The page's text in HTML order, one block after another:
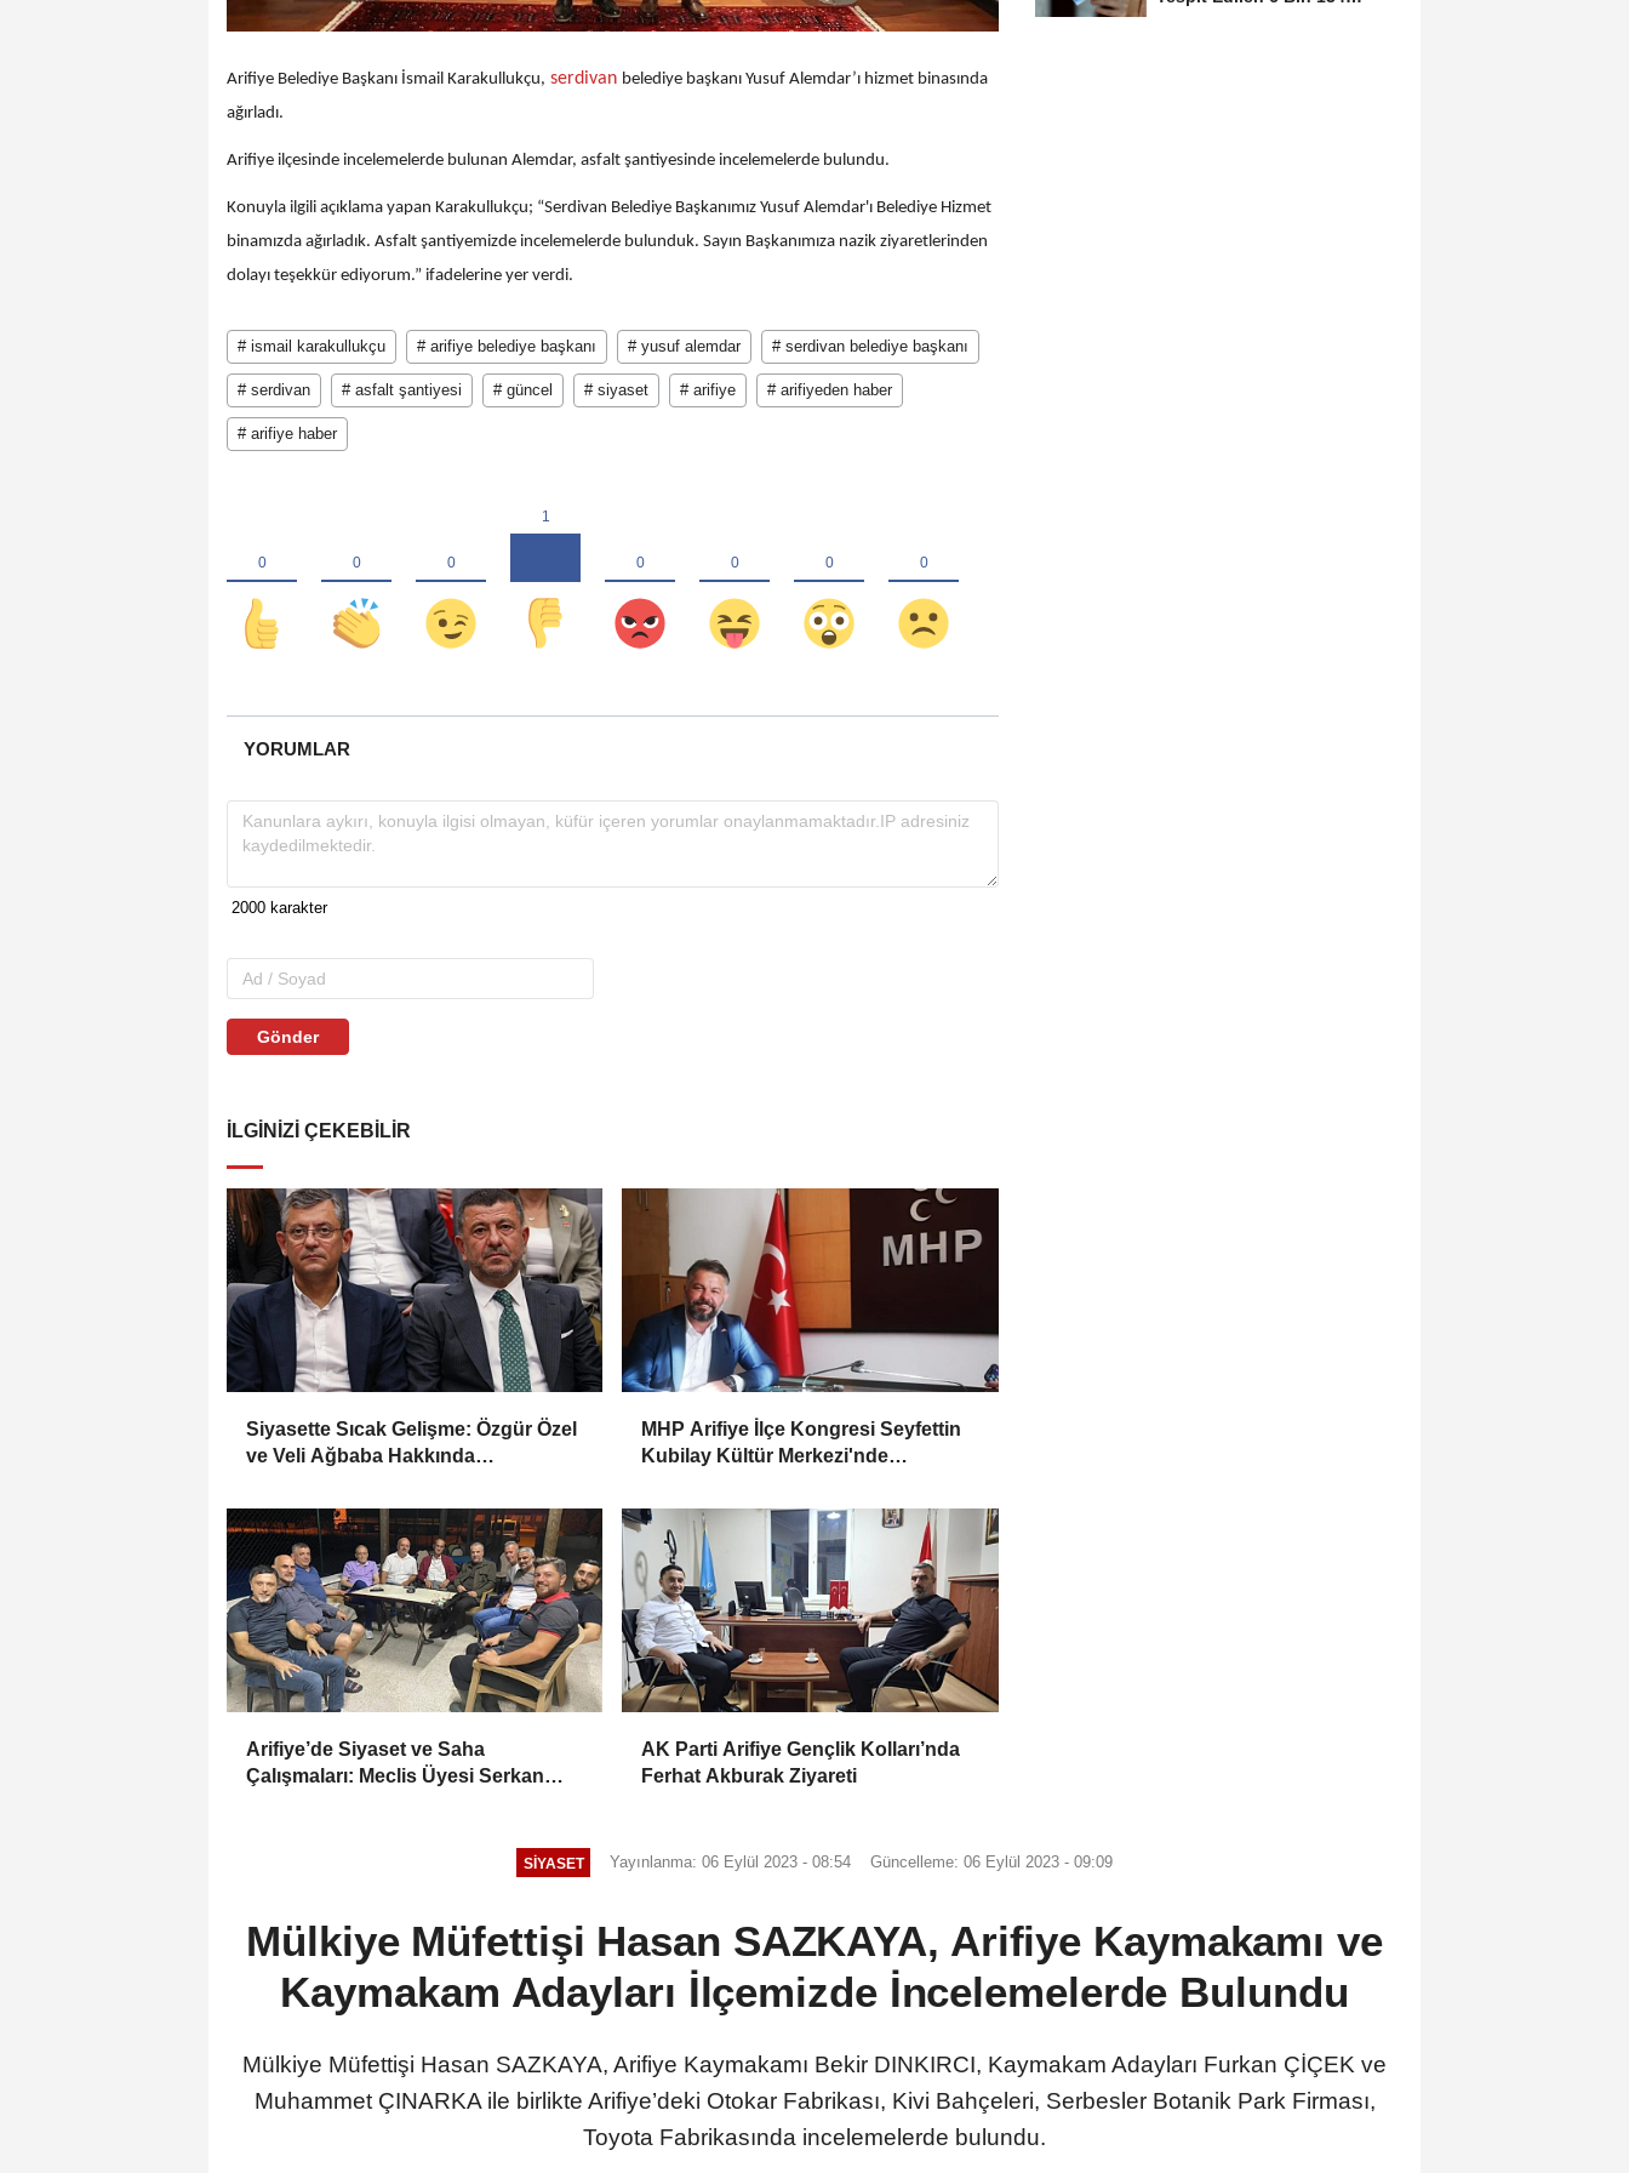
Arifiye Belediye Başkanı İsmail Karakullukçu, serdivan belediye başkanı Yusuf Alemdar’ı hizmet binasında
ağırladı.
Arifiye ilçesinde incelemelerde bulunan Alemdar, asfalt şantiyesinde incelemelerde bulundu.
Konuyla ilgili açıklama yapan Karakullukçu; “Serdivan Belediye Başkanımız Yusuf Alemdar'ı Belediye Hizmet
binamızda ağırladık. Asfalt şantiyemizde incelemelerde bulunduk. Sayın Başkanımıza nazik ziyaretlerinden
dolayı teşekkür ediyorum.” ifadelerine yer verdi.
# ismail karakullukçu # arifiye belediye başkanı # yusuf alemdar # serdivan belediye başkanı
# serdivan # asfalt şantiyesi # güncel # siyaset # arifiye # arifiyeden haber
# arifiye haber
YORUMLAR
Gönder
İLGINIZI ÇEKEBILIR
Siyasette Sıcak Gelişme: Özgür Özel
ve Veli Ağbaba Hakkında
MHP Arifiye İlçe Kongresi Seyfettin
Kubilay Kültür Merkezi'nde
Arifiye’de Siyaset ve Saha
Çalışmaları: Meclis Üyesi Serkan
AK Parti Arifiye Gençlik Kolları’nda
Ferhat Akburak Ziyareti
SIYASET Yayınlanma: 06 Eylül 2023 - 08:54 Güncelleme: 06 Eylül 2023 - 09:09
Mülkiye Müfettişi Hasan SAZKAYA, Arifiye Kaymakamı ve
Kaymakam Adayları İlçemizde İncelemelerde Bulundu
Mülkiye Müfettişi Hasan SAZKAYA, Arifiye Kaymakamı Bekir DINKIRCI, Kaymakam Adayları Furkan ÇİÇEK ve
Muhammet ÇINARKA ile birlikte Arifiye’deki Otokar Fabrikası, Kivi Bahçeleri, Serbesler Botanik Park Firması,
Toyota Fabrikasında incelemelerde bulundu.